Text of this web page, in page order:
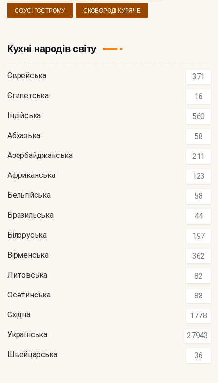
СОУСІ ГОСТРОМУ СКОВОРОДІ КУРЯЧЕ
Кухні народів світу
Єврейська 371
Єгипетська 16
Індійська 560
Абхазька 58
Азербайджанська 211
Африканська 123
Бельгійська 58
Бразильська 44
Білоруська 197
Вірменська 362
Литовська 82
Осетинська 88
Східна 1778
Українська 27943
Швейцарська 36